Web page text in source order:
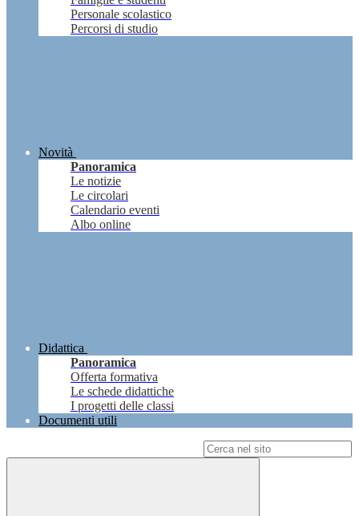
Personale scolastico
Percorsi di studio
Novità
Panoramica
Le notizie
Le circolari
Calendario eventi
Albo online
Didattica
Panoramica
Offerta formativa
Le schede didattiche
I progetti delle classi
Documenti utili